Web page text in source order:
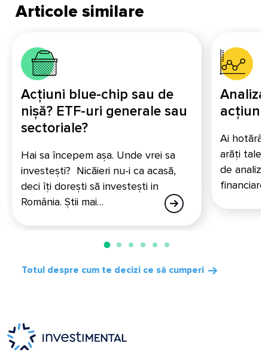
Articole similare
Acțiuni blue-chip sau de
nișă? ETF-uri generale sau
sectoriale?
Hai sa începem așa. Unde vrei sa
investești? Nicăieri nu-i ca acasă,
deci îți dorești să investești in
România. Știi mai…
Ai
arăți
de
Totul despre cum te decizi ce să cumperi